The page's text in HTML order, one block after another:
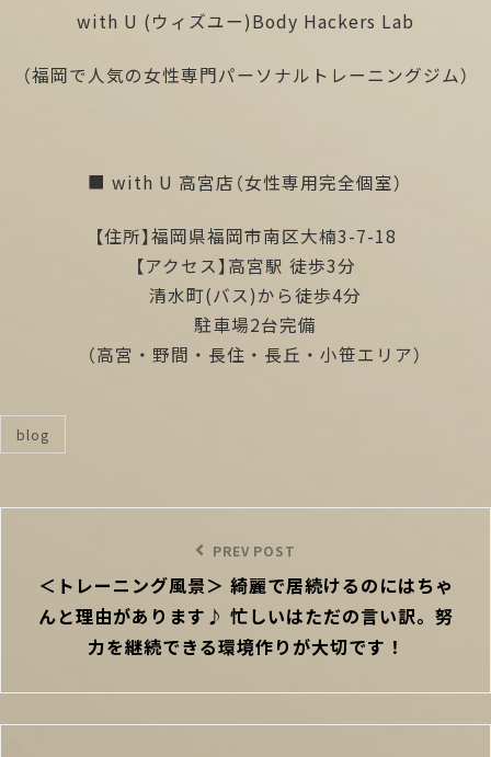
with U (ウィズユー)Body Hackers Lab
（福岡で人気の女性専門パーソナルトレーニングジム）
■ with U 高宮店（女性専用完全個室）
【住所】福岡県福岡市南区大楠3-7-18
【アクセス】高宮駅 徒歩3分
清水町(バス)から徒歩4分
駐車場2台完備
（高宮・野間・長住・長丘・小笹エリア）
categories
blog
ョ
Post
PREV POST
＜トレーニング風景＞ 綺麗で居続けるのにはちゃ
んと理由があります♪ 忙しいはただの言い訳。努
力を継続できる環境作りが大切です！